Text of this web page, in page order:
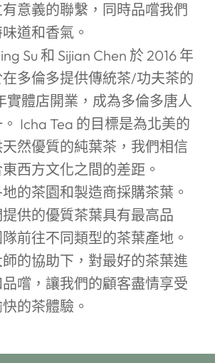
意義的聯繫，同時品嚐我們
道和香氣。
Su 和 Sijian Chen 於 2016 年
多倫多提供傳統茶/功夫茶的
實體店開業，成為多倫多唐人
Icha Tea 的目標是為北美的
然優質的純葉茶，我們相信
西方文化之間的差距。
的茶園和製造商採購茶葉。
供的優質茶葉具有最高品
前往不同類型的茶葉產地。
的協助下，對最好的茶葉進
嚐，讓我們的顧客盡情享受
的茶體驗。